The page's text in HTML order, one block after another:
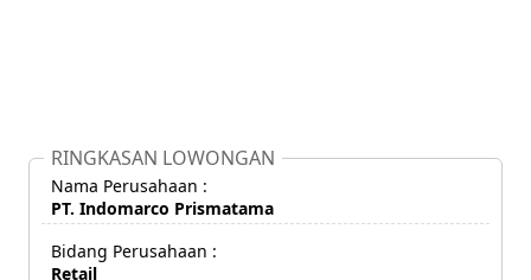
RINGKASAN LOWONGAN
Nama Perusahaan :
PT. Indomarco Prismatama
Bidang Perusahaan :
Retail